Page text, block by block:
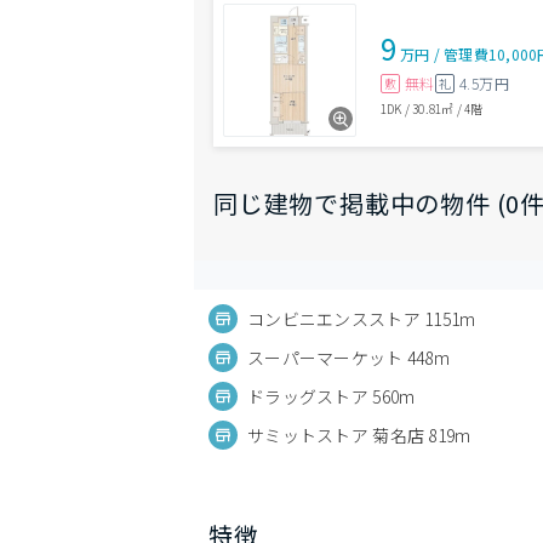
9 万円 /管理費10,000
敷 無料 礼 4.5万円
1DK /30.81㎡ /4階
同じ建物で掲載中の物件 (0
コンビニエンスストア 1151m
スーパーマーケット 448m
ドラッグストア 560m
サミットストア 菊名店 819m
特徴